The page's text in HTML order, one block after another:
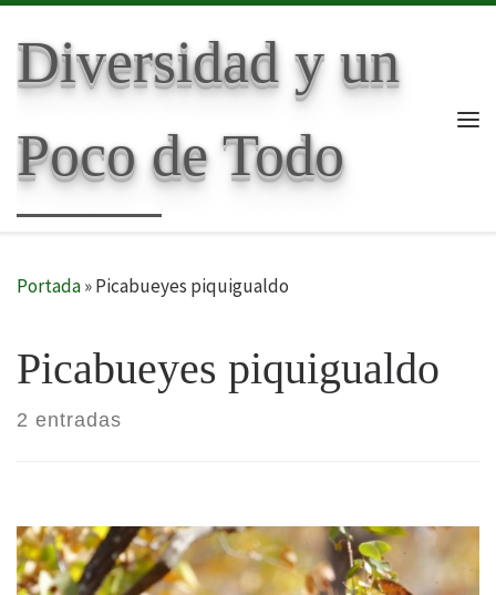
Diversidad y un
Poco de Todo
Portada»Picabueyes piquigualdo
Picabueyes piquigualdo
2 entradas